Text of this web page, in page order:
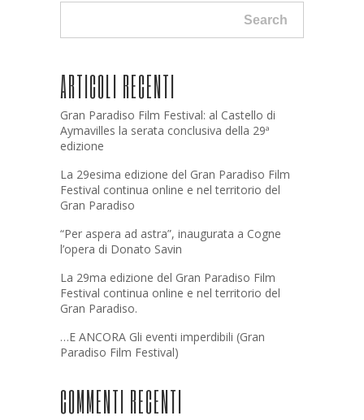
Search
ARTICOLI RECENTI
Gran Paradiso Film Festival: al Castello di
Aymavilles la serata conclusiva della 29ª
edizione
La 29esima edizione del Gran Paradiso Film
Festival continua online e nel territorio del
Gran Paradiso
“Per aspera ad astra”, inaugurata a Cogne
l’opera di Donato Savin
La 29ma edizione del Gran Paradiso Film
Festival continua online e nel territorio del
Gran Paradiso.
…E ANCORA Gli eventi imperdibili (Gran
Paradiso Film Festival)
COMMENTI RECENTI